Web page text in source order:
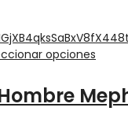
opciones